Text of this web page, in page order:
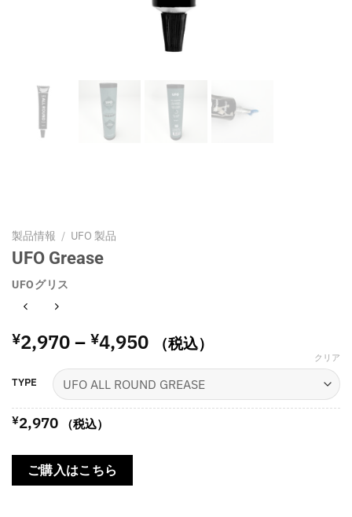
製品情報 / UFO 製品
UFO Grease
UFOグリス
¥2,970– ¥4,950価
格
帯:
¥2,970
–
（税込）
TYPE
クリア
¥2,970 （税込）
ご購入はこちら